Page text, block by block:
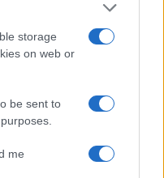
storage
on web or
be sent to
me